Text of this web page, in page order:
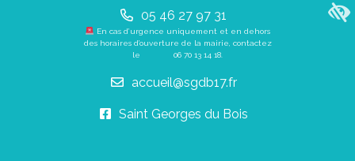
05 46 27 97 31
En cas d’urgence uniquement et en dehors
des horaires d’ouverture de la mairie, contactez
le 06 70 13 14 18
accueil@sgdb17.fr
Saint Georges du Bois